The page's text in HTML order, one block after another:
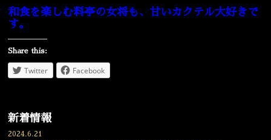
和食を楽しむ料亭の女将も、甘いカクテル大好きで
す。
Share this:
Twitter Facebook
新着情報
2024.6.21